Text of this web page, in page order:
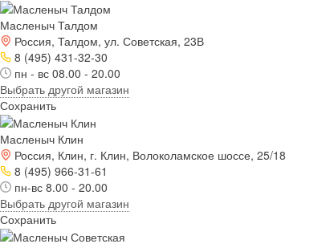
Масленыч Талдом
Россия, Талдом, ул. Советская, 23В
8 (495) 431-32-30
пн - вс 08.00 - 20.00
Выбрать другой магазин
Сохранить
Масленыч Клин
Россия, Клин, г. Клин, Волоколамское шоссе, 25/18
8 (495) 966-31-61
пн-вс 8.00 - 20.00
Выбрать другой магазин
Сохранить